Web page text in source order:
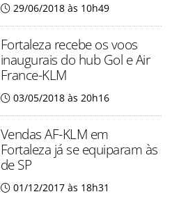
29/06/2018 às 10h49
Fortaleza recebe os voos
inaugurais do hub Gol e Air
France-KLM
03/05/2018 às 20h16
Vendas AF-KLM em
Fortaleza já se equiparam às
de SP
01/12/2017 às 18h31